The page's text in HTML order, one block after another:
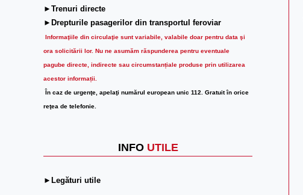
►Trenuri directe
►Drepturile pasagerilor din transportul feroviar
Informaţiile din circulaţie sunt variabile, valabile doar pentru data şi
ora solicitării lor. Nu ne asumăm răspunderea pentru eventuale
pagube directe, indirecte sau circumstanțiale produse prin utilizarea
acestor informații.
În caz de urgenţe, apelaţi numărul european unic 112. Gratuit în orice
reţea de telefonie.
INFO UTILE
►Legături utile